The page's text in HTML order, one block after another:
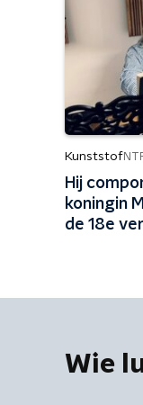
Kunststof
Hij
koningin
de 18e
Wie